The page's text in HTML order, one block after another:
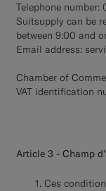
Telephone number:
Suitsupply can be
between 9:00 and
Email address:
Chamber of
VAT identification
Article 3 - Champ
Ces